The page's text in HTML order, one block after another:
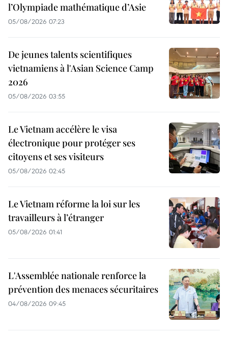
l’Olympiade mathématique d’Asie
05/08/2026 07:23
De jeunes talents scientifiques
vietnamiens à l'Asian Science Camp
2026
05/08/2026 03:55
Le Vietnam accélère le visa
électronique pour protéger ses
citoyens et ses visiteurs
05/08/2026 02:45
Le Vietnam réforme la loi sur les
travailleurs à l’étranger
05/08/2026 01:41
L'Assemblée nationale renforce la
prévention des menaces sécuritaires
04/08/2026 09:45